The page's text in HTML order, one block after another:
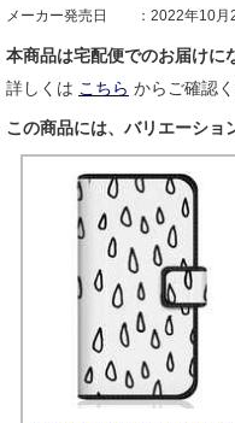
メーカー発売日
2022年10月
本商品は宅配便でのお届けに
詳しくは こちら からご確認く
この商品には、バリエーショ